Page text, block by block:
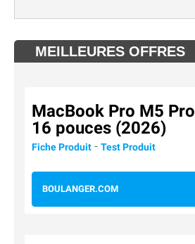
MEILLEURES OFFRES
MacBook Pro M5 Pro
16 pouces (2026)
Fiche Produit - Test Produit
BOULANGER.COM